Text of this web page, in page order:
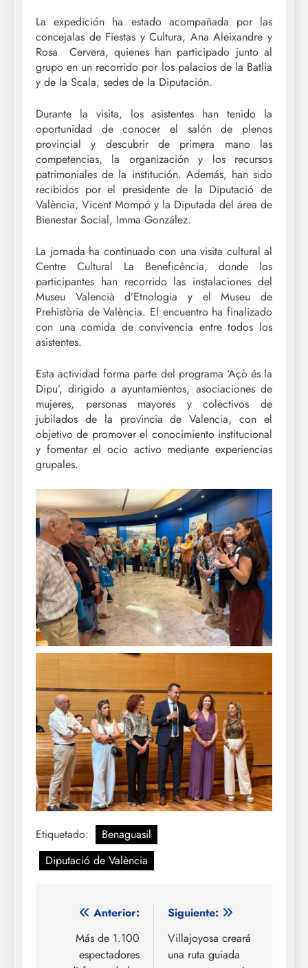
La expedición ha estado acompañada por las
concejalas de Fiestas y Cultura, Ana Aleixandre y
Rosa Cervera, quienes han participado junto al
grupo en un recorrido por los palacios de la Batlia
y de la Scala, sedes de la Diputación.
Durante la visita, los asistentes han tenido la
oportunidad de conocer el salón de plenos
provincial y descubrir de primera mano las
competencias, la organización y los recursos
patrimoniales de la institución. Además, han sido
recibidos por el presidente de la Diputació de
València, Vicent Mompó y la Diputada del área de
Bienestar Social, Imma González.
La jornada ha continuado con una visita cultural al
Centre Cultural La Beneficència, donde los
participantes han recorrido las instalaciones del
Museu Valencià d’Etnologia y el Museu de
Prehistòria de València. El encuentro ha finalizado
con una comida de convivencia entre todos los
asistentes.
Esta actividad forma parte del programa ‘Açò és la
Dipu’, dirigido a ayuntamientos, asociaciones de
mujeres, personas mayores y colectivos de
jubilados de la provincia de Valencia, con el
objetivo de promover el conocimiento institucional
y fomentar el ocio activo mediante experiencias
grupales.
Etiquetado:
Benaguasil
Diputació de València
Navegación
Anterior:
Más de 1.100
espectadores
Siguiente:
Villajoyosa creará
una ruta guiada